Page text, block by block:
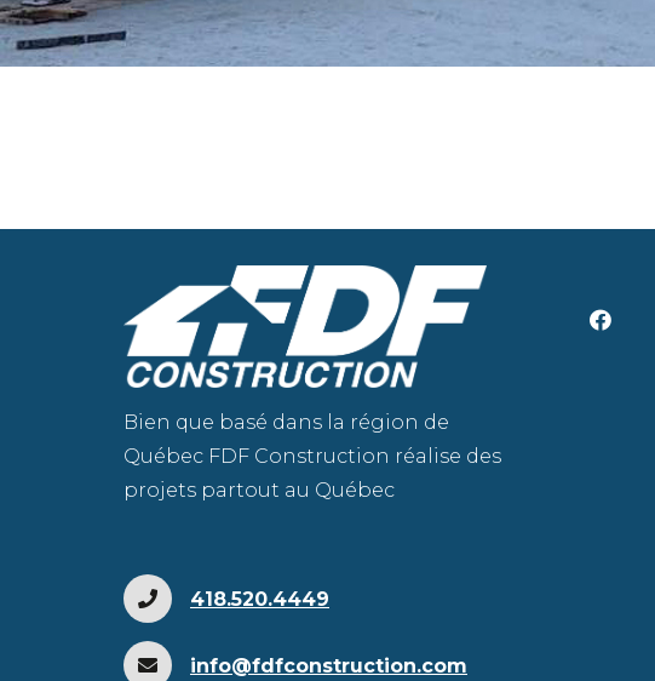
Bien que basé dans la région de
Québec FDF Construction réalise des
projets partout au Québec
418.520.4449
info@fdfconstruction.com